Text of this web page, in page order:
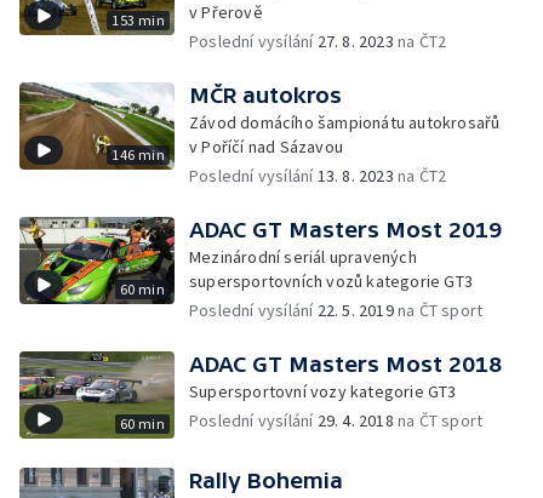
153 min
v Přerově
Poslední vysílání 27. 8. 2023 na ČT2
146 min
MČR autokros
Závod domácího šampionátu autokrosařů
v Poříčí nad Sázavou
Poslední vysílání13. 8. 2023 na ČT2
60 min
ADAC GT Masters Most 2019
Mezinárodní seriál upravených
supersportovních vozů kategorie GT3
Poslední vysílání 22. 5. 2019na ČT sport
60 min
ADAC GT Masters Most 2018
Supersportovní vozy kategorie GT3
Poslední vysílání 29. 4. 2018 na ČT sport
Rally Bohemia